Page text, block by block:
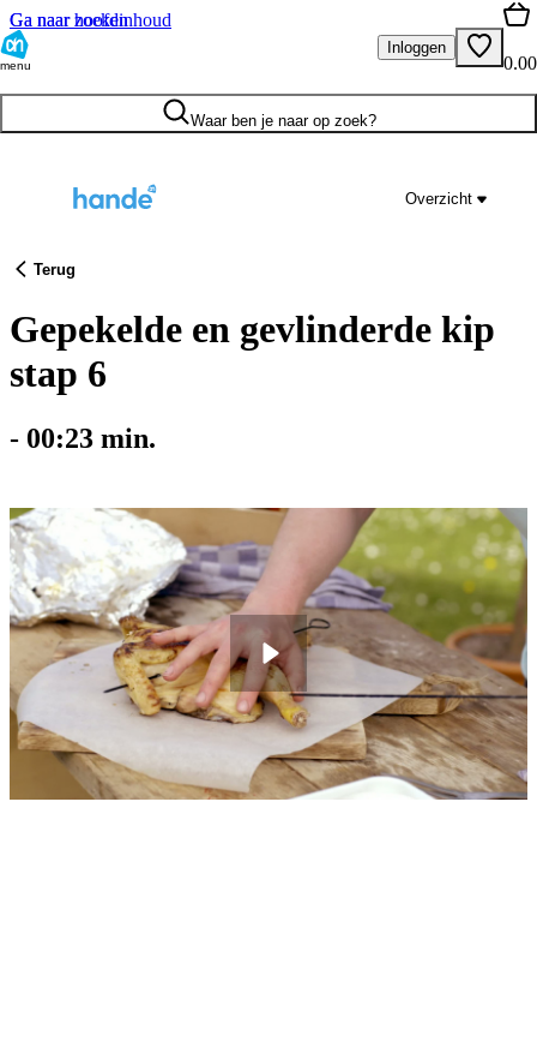
Ga naar hoofdinhoud
Ga naar zoeken
menu
Inloggen
0.00
Waar ben je naar op zoek?
Overzicht
Terug
Gepekelde en gevlinderde kip
stap 6
- 00:23 min.